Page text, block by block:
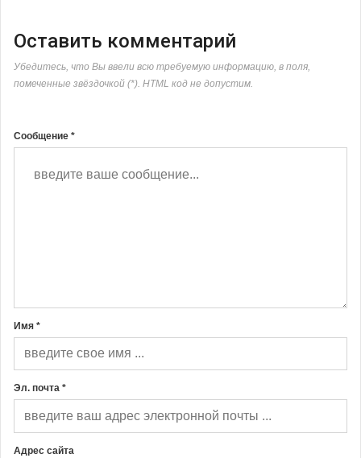
Оставить комментарий
Убедитесь, что Вы ввели всю требуемую информацию, в поля,
помеченные звёздочкой (*). HTML код не допустим.
Сообщение *
Имя *
Эл. почта *
Адрес сайта